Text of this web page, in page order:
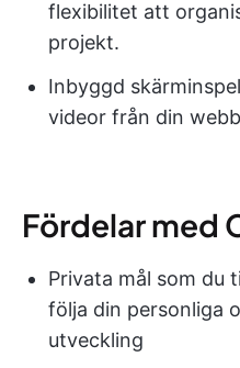
flexibilitet att
projekt.
Inbyggd
videor från din
Fördelar med
Privata mål som du
följa din personliga
utveckling